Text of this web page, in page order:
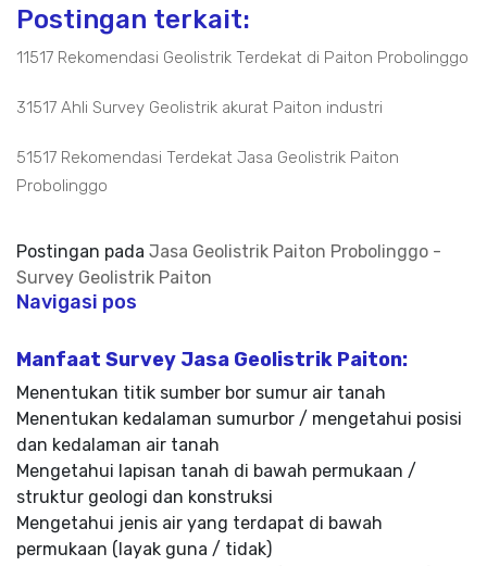
Postingan terkait:
11517 Rekomendasi Geolistrik Terdekat di Paiton Probolinggo
31517 Ahli Survey Geolistrik akurat Paiton industri
51517 Rekomendasi Terdekat Jasa Geolistrik Paiton
Probolinggo
Postingan pada Jasa Geolistrik Paiton Probolinggo -
Survey Geolistrik Paiton
Navigasi pos
Manfaat Survey Jasa Geolistrik Paiton:
Menentukan titik sumber bor sumur air tanah
Menentukan kedalaman sumurbor / mengetahui posisi
dan kedalaman air tanah
Mengetahui lapisan tanah di bawah permukaan /
struktur geologi dan konstruksi
Mengetahui jenis air yang terdapat di bawah
permukaan (layak guna / tidak)